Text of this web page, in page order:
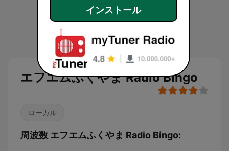
エフエムふくやま Radio Bingo
ローカル
周波数 エフエムふくやま Radio Bingo:
インストール